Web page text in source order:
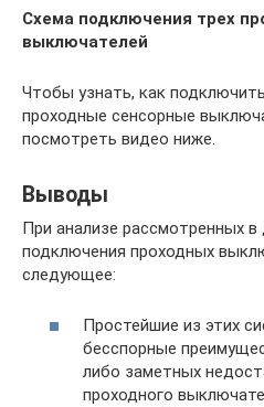
Схема подключения трех
выключателей
Чтобы узнать, как
проходные сенсорные
посмотреть видео ниже.
Выводы
При анализе рассмотренных
подключения проходных
следующее:
Простейшие из этих
бесспорные
либо заметных
проходного